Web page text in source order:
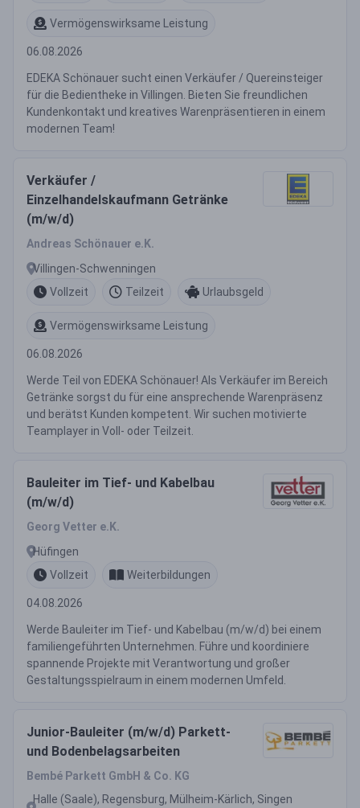
Vermögenswirksame Leistung
06.08.2026
EDEKA Schönauer sucht einen Verkäufer / Quereinsteiger
für die Bedientheke in Villingen. Bieten Sie freundlichen
Kundenkontakt und kreatives Warenpräsentieren in einem
modernen Team!
Verkäufer /
Einzelhandelskaufmann Getränke
(m/w/d)
Andreas Schönauer e.K.
Villingen-Schwenningen
Vollzeit
Teilzeit Urlaubsgeld
Vermögenswirksame Leistung
06.08.2026
Werde Teil von EDEKA Schönauer! Als Verkäufer im Bereich
Getränke sorgst du für eine ansprechende Warenpräsenz
und berätst Kunden kompetent. Wir suchen motivierte
Teamplayer in Voll- oder Teilzeit.
Bauleiter im Tief- und Kabelbau
(m/w/d)
Georg Vetter e.K.
Hüfingen
Vollzeit
Weiterbildungen
04.08.2026
Werde Bauleiter im Tief- und Kabelbau (m/w/d) bei einem
familiengeführten Unternehmen. Führe und koordiniere
spannende Projekte mit Verantwortung und großer
Gestaltungsspielraum in einem modernen Umfeld.
Junior-Bauleiter (m/w/d) Parkett-
und Bodenbelagsarbeiten
Bembé Parkett GmbH & Co. KG
Halle (Saale), Regensburg, Mülheim-Kärlich, Singen